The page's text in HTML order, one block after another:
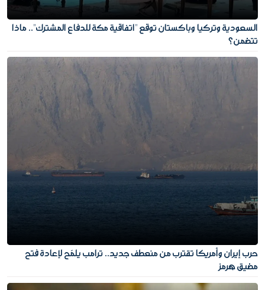
السعودية وتركيا وباكستان توقع "اتفاقية مكة للدفاع المشترك".. ماذا
تتضمن؟
حرب إيران وأمريكا تقترب من منعطف جديد.. ترامب يلمّح لإعادة فتح
مضيق هرمز